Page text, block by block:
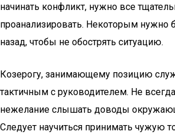
начинать конфликт, нужно все
проанализировать. Некоторым нужно
назад, чтобы не обострять ситуацию.
Козерогу, занимающему позицию
тактичным с руководителем. Не
нежелание слышать доводы
Следует научиться принимать чужую